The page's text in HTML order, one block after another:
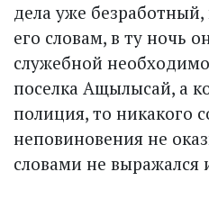
дела уже
его словам, в ту ночь
служебной
поселка Ащылысай, а
полиция, то никакого
неповиновения не
словами не выражался